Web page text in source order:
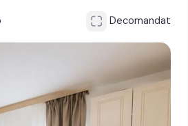
Decomandat